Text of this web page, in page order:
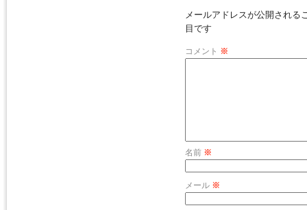
メールアドレスが公開される
目です
コメント ※
名前 ※
メール ※